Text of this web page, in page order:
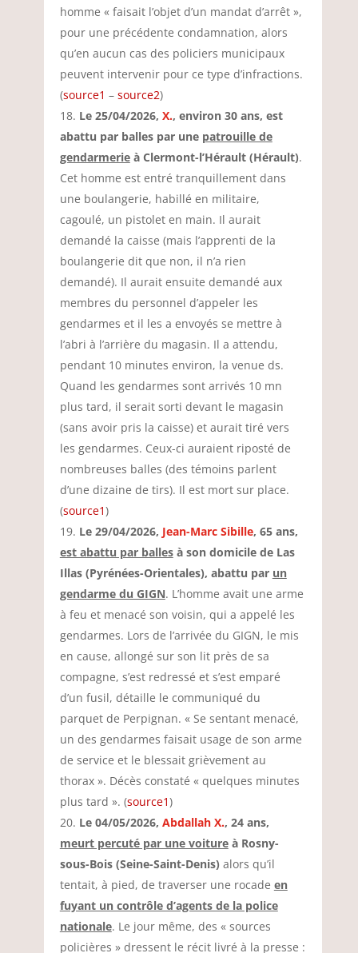
homme « faisait l’objet d’un mandat d’arrêt »,
pour une précédente condamnation, alors
qu’en aucun cas des policiers municipaux
peuvent intervenir pour ce type d’infractions.
(source1 – source2)
Le 25/04/2026, X., environ 30 ans, est
abattu par balles par une patrouille de
gendarmerieà Clermont-l’Hérault (Hérault).
Cet homme est entré tranquillement dans
une boulangerie, habillé en militaire,
cagoulé, un pistolet en main. Il aurait
demandé la caisse (mais l’apprenti de la
boulangerie dit que non, il n’a rien
demandé). Il aurait ensuite demandé aux
membres du personnel d’appeler les
gendarmes et il les a envoyés se mettre à
l’abri à l’arrière du magasin. Il a attendu,
pendant 10 minutes environ, la venue ds.
Quand les gendarmes sont arrivés 10 mn
plus tard, il serait sorti devant le magasin
(sans avoir pris la caisse) et aurait tiré vers
les gendarmes. Ceux-ci auraient riposté de
nombreuses balles (des témoins parlent
d’une dizaine de tirs). Il est mort sur place.
(source1)
Le 29/04/2026, Jean-Marc Sibille, 65 ans,
est abattu par ballesà son domicile de Las
Illas (Pyrénées-Orientales), abattu par un
gendarme du GIGN. L’homme avait une arme
à feu et menacé son voisin, qui a appelé les
gendarmes. Lors de l’arrivée du GIGN, le mis
en cause, allongé sur son lit près de sa
compagne, s’est redressé et s’est emparé
d’un fusil, détaille le communiqué du
parquet de Perpignan. « Se sentant menacé,
un des gendarmes faisait usage de son arme
de service et le blessait grièvement au
thorax ». Décès constaté « quelques minutes
plus tard ». (source1)
Le 04/05/2026, Abdallah X., 24 ans,
meurt percuté par une voitureà Rosny-
sous-Bois (Seine-Saint-Denis) alors qu’il
tentait, à pied, de traverser une rocade en
fuyant un contrôle d’agents de la police
nationale. Le jour même, des « sources
policières » dressent le récit livré à la presse :